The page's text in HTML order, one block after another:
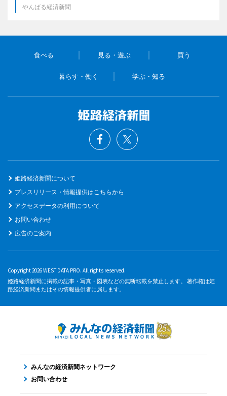
やんばる経済新聞
食べる 見る・遊ぶ 買う
暮らす・働く 学ぶ・知る
姫路経済新聞について
プレスリリース・情報提供はこちらから
アクセスデータの利用について
お問い合わせ
広告のご案内
Copyright 2026 WEST DATA PRO. All rights reserved.
姫路経済新聞に掲載の記事・写真・図表などの無断転載を禁止します。 著作権は姫
路経済新聞またはその情報提供者に属します。
みんなの経済新聞ネットワーク
お問い合わせ